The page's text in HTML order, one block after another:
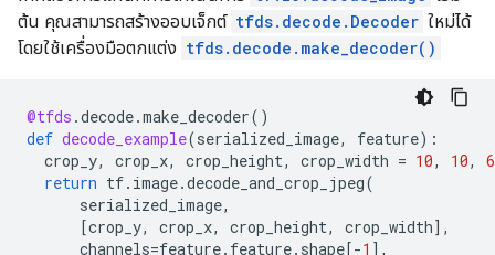
ต้น คุณสามารถสร้างออบเจ็กต์ tfds.decode.Decoder ใหม่ได้
โดยใช้เครื่องมือตกแต่ง tfds.decode.make_decoder()
@tfds .decode.make_decoder()
def decode_example(serialized_image, feature):
crop_y, crop_x, crop_height, crop_width = 10, 10,
return tf. image.decode_and_crop_jpeg(
serialized_image,
[crop_y, crop_x, crop_height, crop_width],
channels=feature. feature. shape[-1 ],